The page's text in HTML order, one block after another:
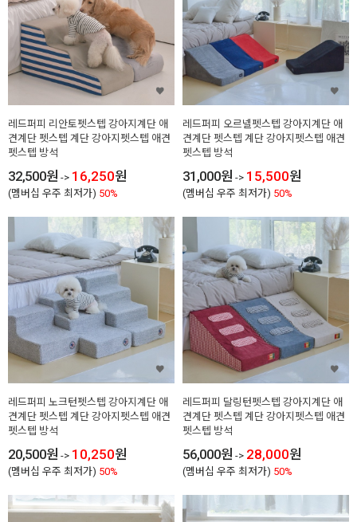
레드퍼피 리안토펫스텝 강아지계단 애
견계단 펫스텝 계단 강아지펫스텝 애견
펫스텝 방석
32,500원 -> 16,250원
(멤버십 우주 최저가) 50%
레드퍼피 오르넬펫스텝 강아지계단 애
견계단 펫스텝 계단 강아지펫스텝 애견
펫스텝 방석
31,000원 -> 15,500원
(멤버십 우주 최저가) 50%
레드퍼피 노크턴펫스텝 강아지계단 애
견계단 펫스텝 계단 강아지펫스텝 애견
펫스텝 방석
20,500원 -> 10,250원
(멤버십 우주 최저가) 50%
레드퍼피 달링턴펫스텝 강아지계단 애
견계단 펫스텝 계단 강아지펫스텝 애견
펫스텝 방석
56,000원 -> 28,000원
(멤버십 우주 최저가) 50%